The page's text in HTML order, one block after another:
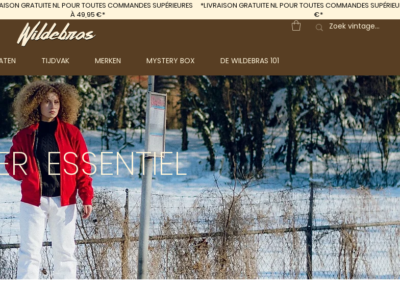
TIJDVAK MERKEN MYSTERY BOX DE WILDEBRAS 101
GRATUITENL POUR TOUTES COMMANDES SUPÉRIEURES
À 49,95 €*
*LIVRAISON GRATUITENL POUR TOUTES COMMANDES
€*
ESSENTIEL